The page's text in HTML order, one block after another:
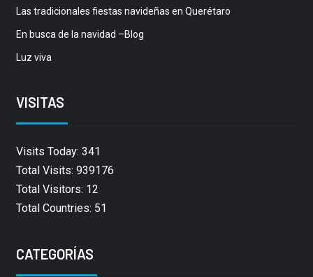
Las tradicionales fiestas navideñas en Querétaro
En busca de la navidad –Blog
Luz viva
VISITAS
Visits Today: 341
Total Visits: 939176
Total Visitors: 12
Total Countries: 51
CATEGORÍAS